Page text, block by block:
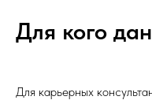
Для кого
Для карьерных